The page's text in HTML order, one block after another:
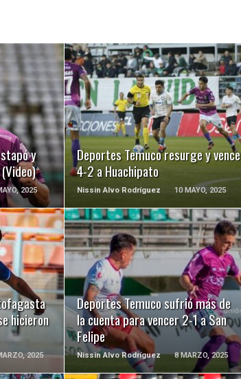
y
2025
Deportes Temuco resurge y vence
4-2 a Huachipato
Nissin Alvo Rodríguez 10 MAYO, 2025
LEER MÁS
hicieron
2025
Deportes Temuco sufrió más de
la cuenta para vencer 2-1 a San
Felipe
Nissin Alvo Rodríguez 8 MARZO, 2025
LEER MÁS